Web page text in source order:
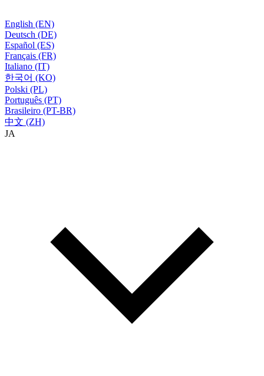
English (EN)
Deutsch (DE)
Español (ES)
Français (FR)
Italiano (IT)
한국어 (KO)
Polski (PL)
Português (PT)
Brasileiro (PT-BR)
中文 (ZH)
JA